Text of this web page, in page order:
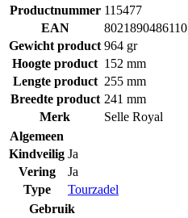
Productnummer 115477
EAN
8021890486110
Gewicht product 964 gr
Hoogte product 152 mm
Lengte product 255 mm
Breedte product 241 mm
Merk
Selle Royal
Algemeen
Kindveilig Ja
Vering
Ja
Type
Tourzadel
Gebruik